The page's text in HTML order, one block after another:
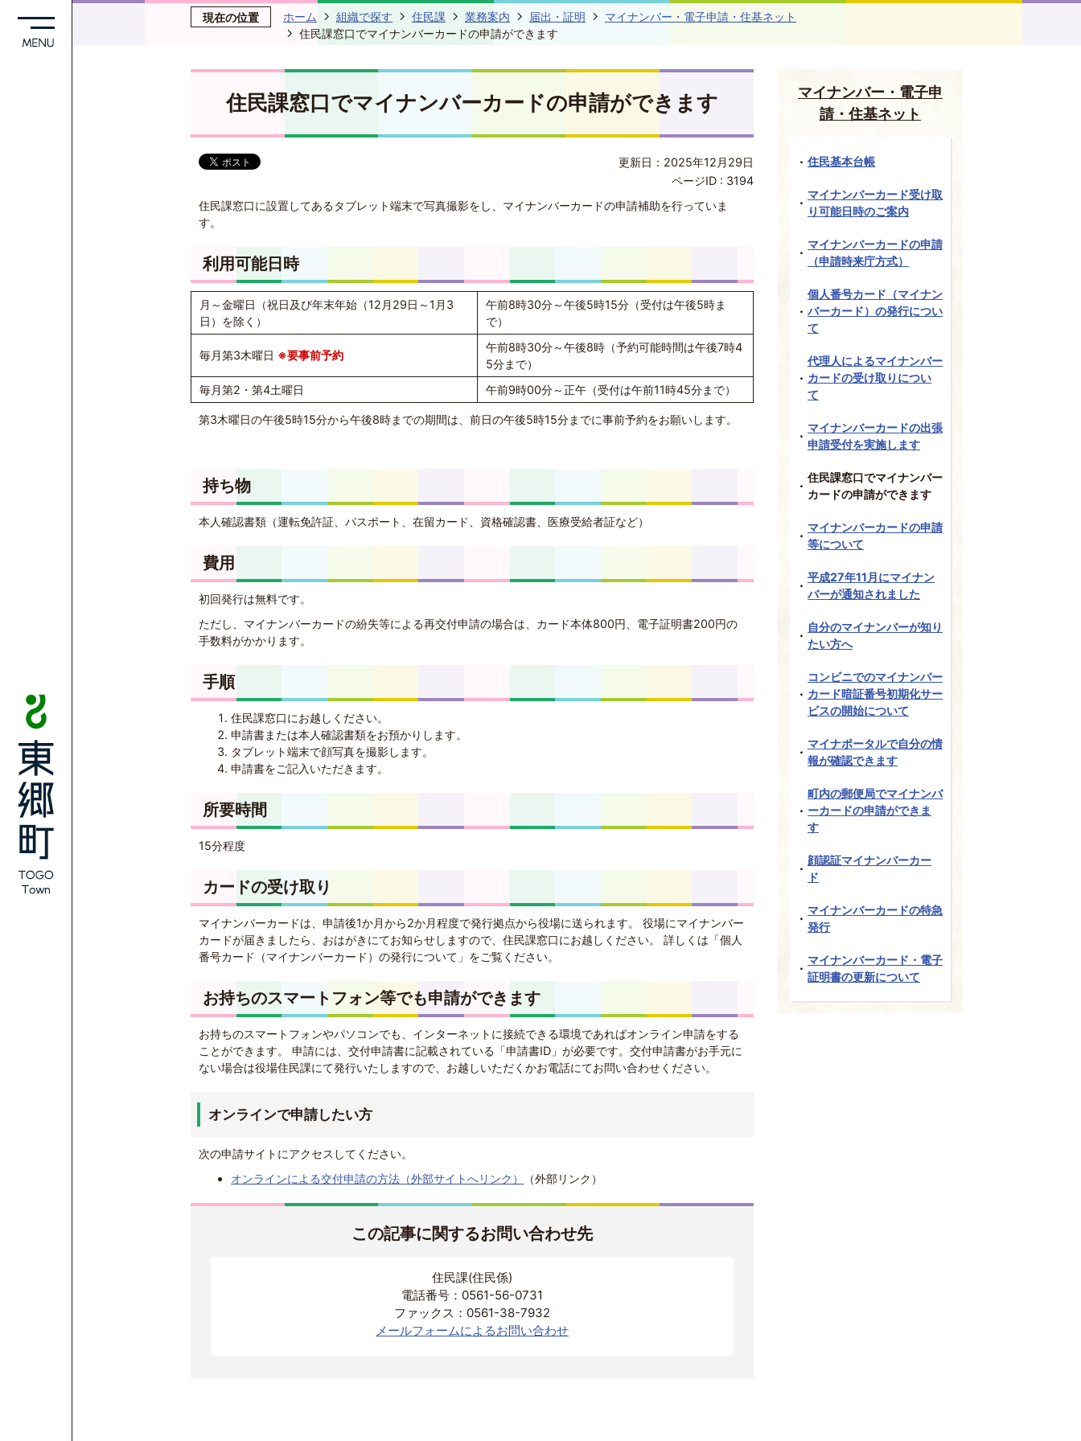
現在の位置 ホーム 組織で探す 住民課 業務案内 届出・証明
マイナンバー・電子申請・住基ネット
住民課窓口でマイナンバーカードの申請ができます
住民課窓口でマイナンバーカードの申請ができます
更新日：2025年12月29日
ページID : 3194
住民課窓口に設置してあるタブレット端末で写真撮影をし、マイナンバーカードの申請補助を行っていま
す。
利用可能日時
月～金曜日（祝日及び年末年始（12月29日～1月3
日）を除く）
午前8時30分～午後5時15分（受付は午後5時ま
で）
毎月第3木曜日 ※要事前予約
午前8時30分～午後8時（予約可能時間は午後7時4
5分まで）
毎月第2・第4土曜日
午前9時00分～正午（受付は午前11時45分まで）
第3木曜日の午後5時15分から午後8時までの期間は、前日の午後5時15分までに事前予約をお願いします。
持ち物
本人確認書類（運転免許証、パスポート、在留カード、資格確認書、医療受給者証など）
費用
初回発行は無料です。
ただし、マイナンバーカードの紛失等による再交付申請の場合は、カード本体800円、電子証明書200円の
手数料がかかります。
手順
住民課窓口にお越しください。
申請書または本人確認書類をお預かりします。
タブレット端末で顔写真を撮影します。
申請書をご記入いただきます。
所要時間
15分程度
カードの受け取り
マイナンバーカードは、申請後1か月から2か月程度で発行拠点から役場に送られます。 役場にマイナンバー
カードが届きましたら、おはがきにてお知らせしますので、住民課窓口にお越しください。 詳しくは「個人
番号カード（マイナンバーカード）の発行について」をご覧ください。
お持ちのスマートフォン等でも申請ができます
お持ちのスマートフォンやパソコンでも、インターネットに接続できる環境であればオンライン申請をする
ことができます。 申請には、交付申請書に記載されている「申請書ID」が必要です。交付申請書がお手元に
ない場合は役場住民課にて発行いたしますので、お越しいただくかお電話にてお問い合わせください。
オンラインで申請したい方
次の申請サイトにアクセスしてください。
オンラインによる交付申請の方法（外部サイトへリンク）
（外部リンク）
この記事に関するお問い合わせ先
住民課(住民係)
電話番号：0561-56-0731
ファックス：0561-38-7932
メールフォームによるお問い合わせ
マイナンバー・電子申
請・住基ネット
住民基本台帳
マイナンバーカード受け取
り可能日時のご案内
マイナンバーカードの申請
（申請時来庁方式）
個人番号カード（マイナン
バーカード）の発行につい
て
代理人によるマイナンバー
カードの受け取りについ
て
マイナンバーカードの出張
申請受付を実施します
住民課窓口でマイナンバー
カードの申請ができます
マイナンバーカードの申請
等について
平成27年11月にマイナン
バーが通知されました
自分のマイナンバーが知り
たい方へ
コンビニでのマイナンバー
カード暗証番号初期化サー
ビスの開始について
マイナポータルで自分の情
報が確認できます
町内の郵便局でマイナンバ
ーカードの申請ができま
す
顔認証マイナンバーカー
ド
マイナンバーカードの特急
発行
マイナンバーカード・電子
証明書の更新について